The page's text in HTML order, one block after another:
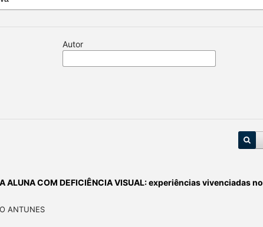
Autor
ALUNA COM DEFICIÊNCIA VISUAL: experiências vivenciadas no
ANTUNES